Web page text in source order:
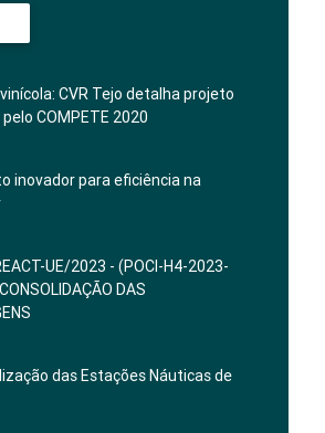
CVR Tejo detalha projeto
COMPETE 2020
inovador para eficiência na
UE/2023 - (POCI-H4-2023-
DAS
das Estações Náuticas de